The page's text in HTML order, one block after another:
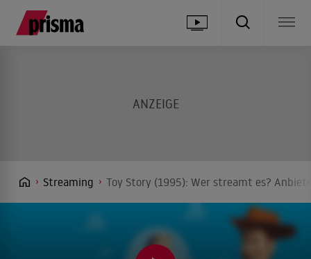
Streaming Toy Story (1995): Wer streamt es?